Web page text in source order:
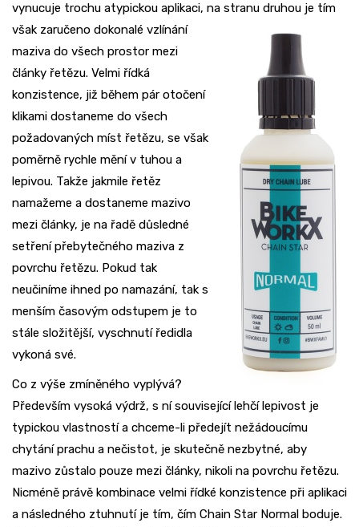
vynucuje trochu atypickou aplikaci, na stranu druhou je tím
však zaručeno dokonalé vzlínání
maziva do všech prostor mezi
články řetězu. Velmi řídká
konzistence, již během pár otočení
klikami dostaneme do všech
požadovaných míst řetězu, se však
poměrně rychle mění v tuhou a
lepivou. Takže jakmile řetěz
namažeme a dostaneme mazivo
mezi články, je na řadě důsledné
setření přebytečného maziva z
povrchu řetězu. Pokud tak
neučiníme ihned po namazání, tak s
menším časovým odstupem je to
stále složitější, vyschnutí ředidla
vykoná své.
Co z výše zmíněného vyplývá?
Především vysoká výdrž, s ní související lehčí lepivost je
typickou vlastností a chceme-li předejít nežádoucímu
chytání prachu a nečistot, je skutečně nezbytné, aby
mazivo zůstalo pouze mezi články, nikoli na povrchu řetězu.
Nicméně právě kombinace velmi řídké konzistence při aplikaci
a následného ztuhnutí je tím, čím Chain Star Normal boduje.